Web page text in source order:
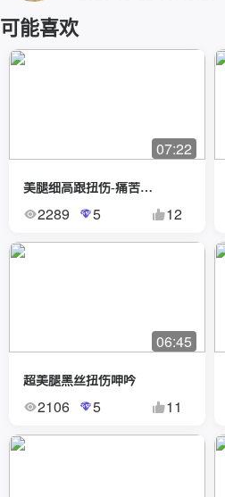
可能喜欢
07:22
美腿细高跟扭伤-痛苦揉脚
2289 5 12
06:45
超美腿黑丝扭伤呻吟
2106 5 11